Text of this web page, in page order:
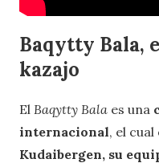
Baqytty Bala,
kazajo
El Baqytty Bala es una
internacional, el cual
Kudaibergen, su